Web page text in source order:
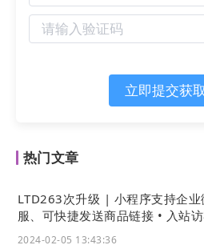
立即提交获
热门文章
LTD263次升级 | 小程序支持企业
服、可快捷发送商品链接 • 入站
2024-02-05 13:43:36